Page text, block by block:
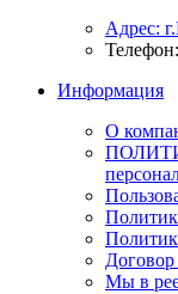
Адрес:
Телефон:
Информация
О
Мы в